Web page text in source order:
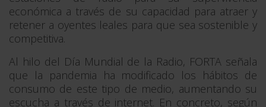
económica a través de su capacidad para atraer y
retener a oyentes leales para que sea sostenible y
competitiva.
Al hilo del Día Mundial de la Radio, FORTA señala
que la pandemia ha modificado los hábitos de
consumo de este tipo de medio, aumentando su
escucha a través de internet. En concreto, según